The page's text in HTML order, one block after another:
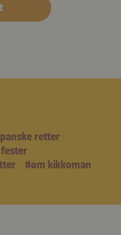
retter
#om kikkoman